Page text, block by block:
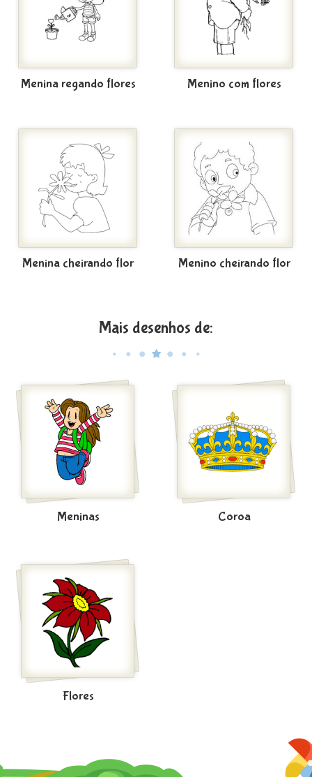
Menina regando flores Menino com flores
Menina cheirando flor Menino cheirando flor
Mais desenhos de:
Meninas Coroa
Flores